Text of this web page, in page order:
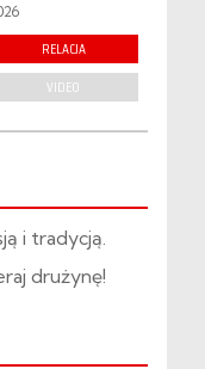
RELACJA
VIDEO
i tradycją.
drużynę!